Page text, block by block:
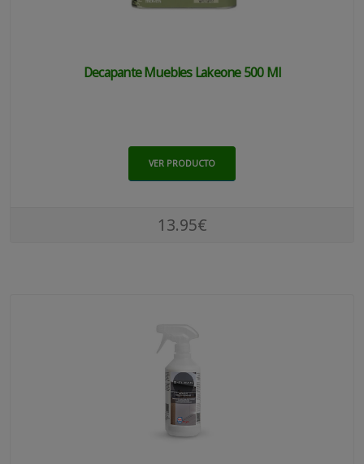
Decapante Muebles Lakeone 500 Ml
VER PRODUCTO
13.95€